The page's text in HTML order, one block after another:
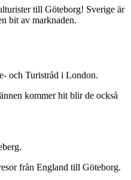
till Göteborg! Sverige är
bit av marknaden.
och Turistråd i London.
kommer hit blir de också
från England till Göteborg.